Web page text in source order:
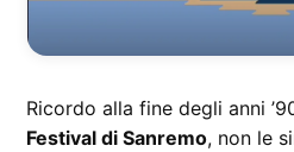
Ricordo alla fine degli anni
Festival di Sanremo, non le